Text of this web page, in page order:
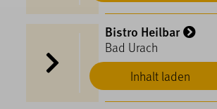
Inhalt laden
Bistro Heilbar
Bad Urach